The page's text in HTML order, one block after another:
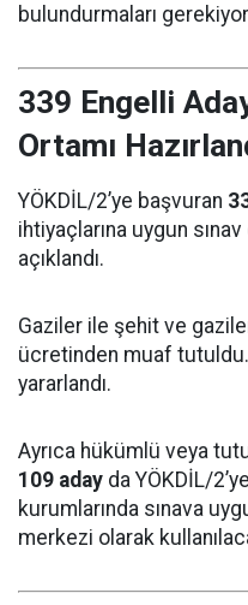
bulundurmaları
339 Engelli
Ortamı
YÖKDİL/2’ye başvuran
ihtiyaçlarına uygun
açıklandı.
Gaziler ile şehit ve
ücretinden muaf tutuldu.
yararlandı.
Ayrıca hükümlü veya
109 aday da YÖKDİL/
kurumlarında sınava
merkezi olarak